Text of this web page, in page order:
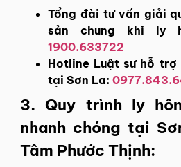
Tổng đài tư vấn giải
sản chung khi ly
1900.633722
Hotline Luật sư hỗ trợ
tại Sơn La:
3. Quy trình ly
nhanh chóng tại
Tâm Phước Thịnh: